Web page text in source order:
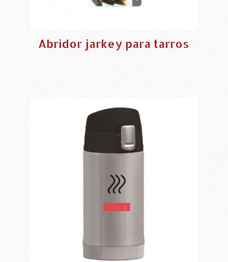
Abridor jarkey para tarros